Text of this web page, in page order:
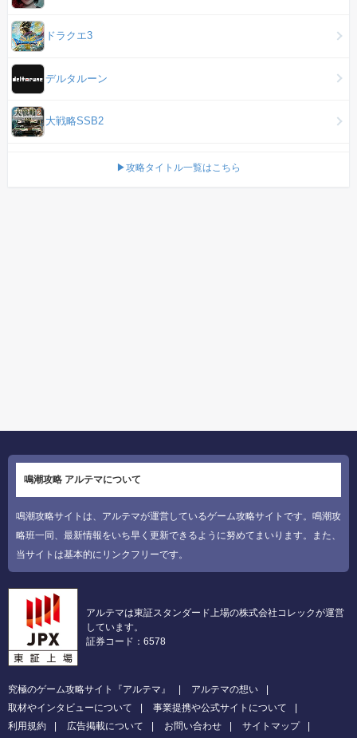
ドラクエ3
デルタルーン
大戦略SSB2
▶攻略タイトル一覧はこちら
鳴潮攻略 アルテマについて
鳴潮攻略サイトは、アルテマが運営しているゲーム攻略サイトです。鳴潮攻
略班一同、最新情報をいち早く更新できるように努めてまいります。また、
当サイトは基本的にリンクフリーです。
アルテマは東証スタンダード上場の株式会社コレックが運営
しています。
証券コード：6578
究極のゲーム攻略サイト『アルテマ』
アルテマの想い
取材やインタビューについて
事業提携や公式サイトについて
利用規約
広告掲載について お問い合わせ サイトマップ